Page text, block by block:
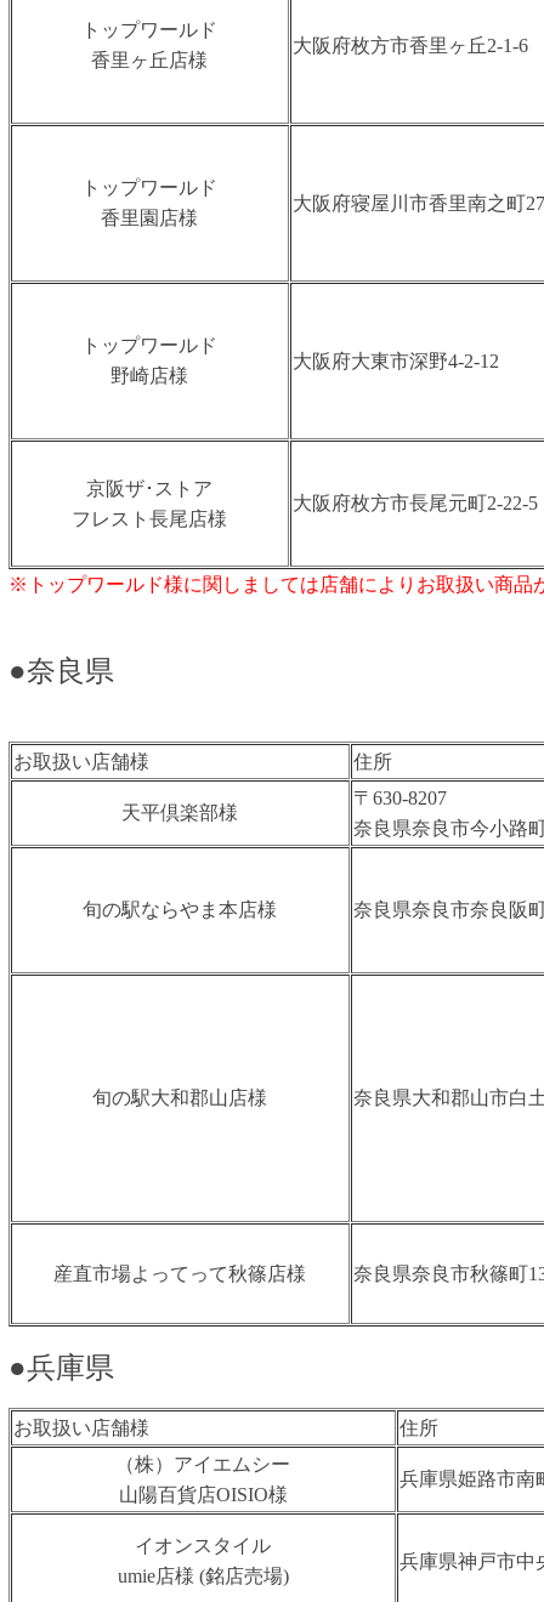
トップワールド
香里ヶ丘店様
大阪府枚方市香里ヶ丘2-1-6
トップワールド
香里園店様
大阪府寝屋川市香里南之町
トップワールド
野崎店様
大阪府大東市深野4-2-12
京阪ザ･ストア
フレスト長尾店様
大阪府枚方市長尾元町2-22-5
※トップワールド様に関しましては店舗によりお取扱い商品
●奈良県
お取扱い店舗様 住所
天平倶楽部様
〒630-8207
奈良県奈良市今⼩路
旬の駅ならやま本店様 奈良県奈良市奈良阪
旬の駅大和郡山店様 奈良県大和郡山市白
産直市場よってって秋篠店様 奈良県奈良市秋篠町
●兵庫県
お取扱い店舗様
住所
（株）アイエムシー
山陽百貨店OISIO様
兵庫県姫路市南
イオンスタイル
umie店様 (銘店売場)
兵庫県神戸市中